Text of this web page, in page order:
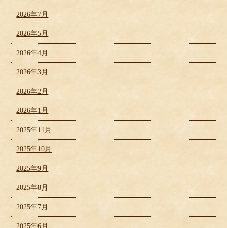
2026年7月
2026年5月
2026年4月
2026年3月
2026年2月
2026年1月
2025年11月
2025年10月
2025年9月
2025年8月
2025年7月
2025年6月